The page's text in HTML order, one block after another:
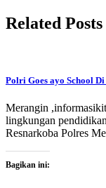
Related Posts
Polri Goes ayo School
Merangin
lingkungan
Resnarkoba Polres
Bagikan ini: